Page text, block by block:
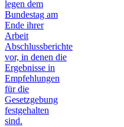
legen dem
Bundestag am
Ende ihrer
Arbeit
Abschlussberichte
vor, in denen die
Ergebnisse in
Empfehlungen
für die
Gesetzgebung
festgehalten
sind.